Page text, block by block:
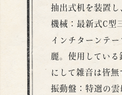
抽出式机を装置し
機械：最新式C型
インチターンテ
麗。使用してい
にして雑音は皆無
振動盤：特選の